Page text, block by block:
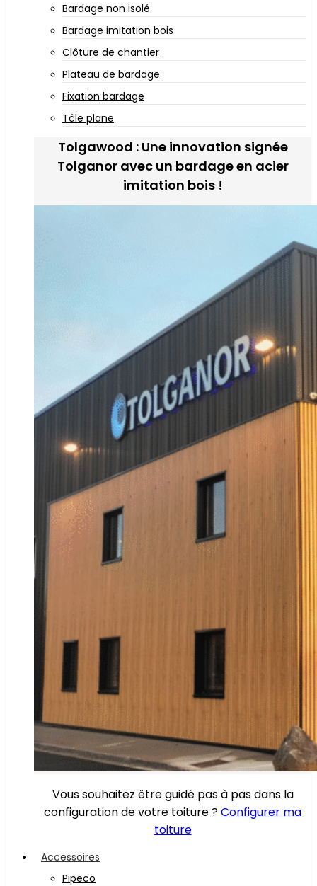
Bardage non isolé
Bardage imitation bois
Clôture de chantier
Plateau de bardage
Fixation bardage
Tôle plane
Tolgawood : Une innovation signée
Tolganor avec un bardage en acier
imitation bois !
Vous souhaitez être guidé pas à pas dans la
configuration de votre toiture ?Configurer ma
toiture
Accessoires
Pipeco